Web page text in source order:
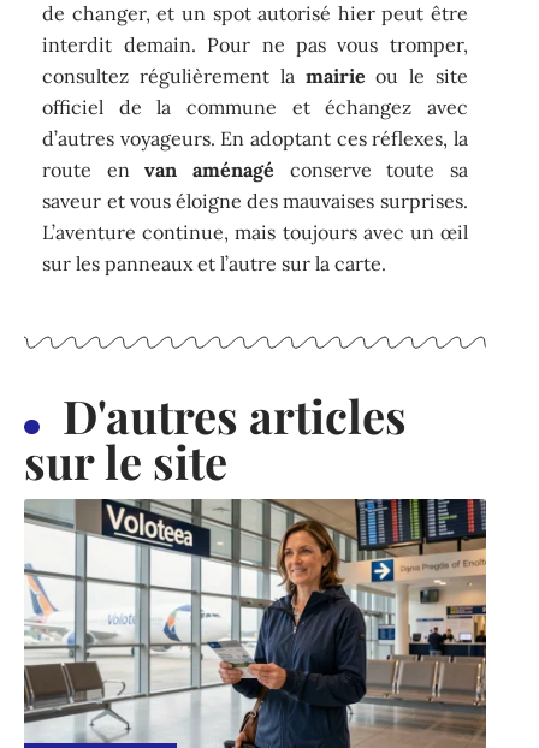
de changer, et un spot autorisé hier peut être
interdit demain. Pour ne pas vous tromper,
consultez régulièrement la mairie ou le site
officiel de la commune et échangez avec
d’autres voyageurs. En adoptant ces réflexes, la
route envan aménagé conserve toute sa
saveur et vous éloigne des mauvaises surprises.
L’aventure continue, mais toujours avec un œil
sur les panneaux et l’autre sur la carte.
D'autres articles
sur le site